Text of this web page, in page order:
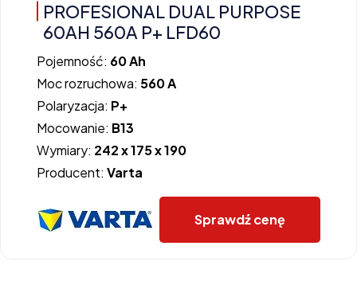
PROFESIONAL DUAL PURPOSE
60AH 560A P+ LFD60
Pojemność: 60 Ah
Moc rozruchowa: 560 A
Polaryzacja: P+
Mocowanie: B13
Wymiary: 242 x 175 x 190
Producent: Varta
Sprawdź cenę